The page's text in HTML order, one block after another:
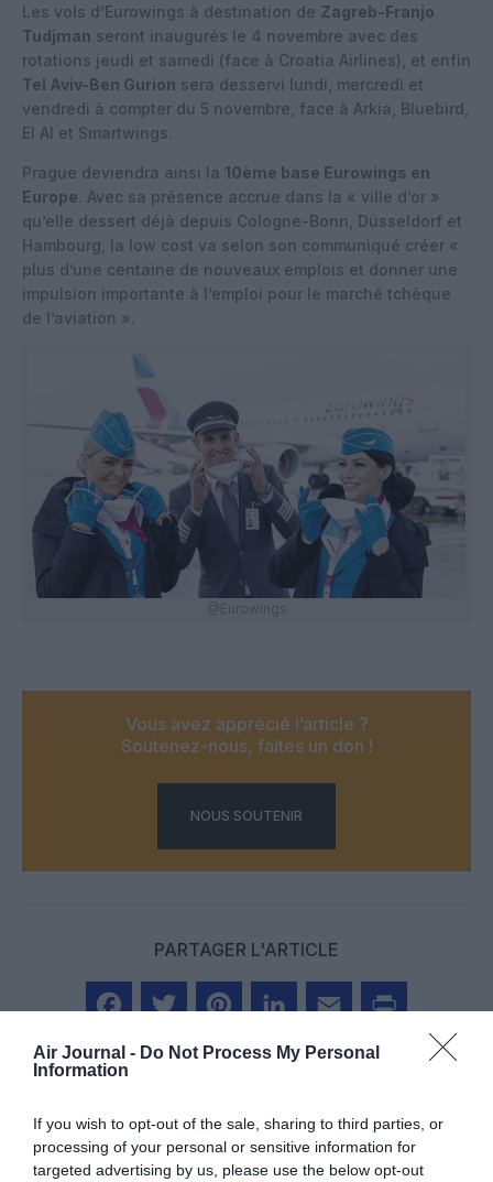
Air Journal - Do Not Process My Personal
Information
If you wish to opt-out of the sale, sharing to third parties, or
processing of your personal or sensitive information for
targeted advertising by us, please use the below opt-out
Les vols d’Eurowings à destination de Zagreb-Franjo
Tudjman seront inaugurés le 4 novembre avec des
rotations jeudi et samedi (face à Croatia Airlines), et enfin
Tel Aviv-Ben Gurion sera desservi lundi, mercredi et
vendredi à compter du 5 novembre, face à Arkia, Bluebird,
El Al et Smartwings.
Prague deviendra ainsi la 10ème base Eurowings en
Europe. Avec sa présence accrue dans la « ville d’or »
qu’elle dessert déjà depuis Cologne-Bonn, Düsseldorf et
Hambourg, la low cost va selon son communiqué créer «
plus d’une centaine de nouveaux emplois et donner une
impulsion importante à l’emploi pour le marché tchèque
de l’aviation ».
@Eurowings
Vous avez apprécié l’article ?
Soutenez-nous, faites un don !
NOUS SOUTENIR
PARTAGER L'ARTICLE
FacebookTwitterPinterestLinkedInEmail Print
Aucun commentaire !